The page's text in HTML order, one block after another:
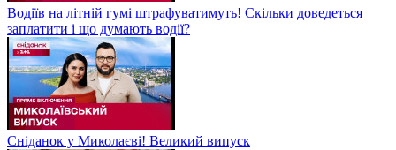
Водіїв на літній гумі штрафуватимуть! Скільки доведеться
заплатити і що думають водії?
Сніданок у Миколаєві! Великий випуск